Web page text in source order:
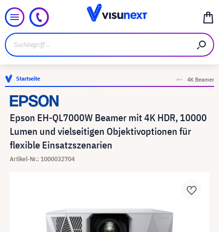
Startseite 4K Beamer
Epson EH-QL7000W Beamer mit 4K HDR, 10000
Lumen und vielseitigen Objektivoptionen für
flexible Einsatzszenarien
Artikel-Nr.: 1000032704